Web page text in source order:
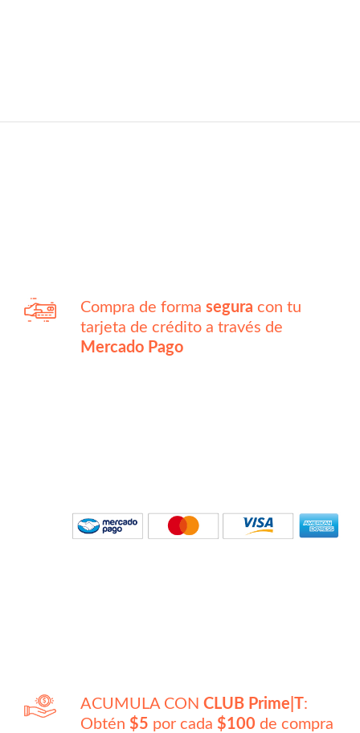
Compra de forma segura con tu
tarjeta de crédito a través de
Mercado Pago
ACUMULA CON CLUB Prime|T:
Obtén $5 por cada $100 de compra